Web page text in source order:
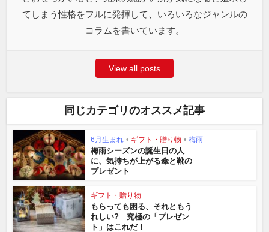
てしまう性格をフルに発揮して、いろいろなジャンルの
コラムを書いています。
View all posts
同じカテゴリのオススメ記事
6月生まれ • ギフト・贈り物 • 梅雨
梅雨シーズンの誕生日の人
に、気持ちが上がる傘と靴の
プレゼント
ギフト・贈り物
もらっても困る、それともう
れしい? 究極の「プレゼン
ト」はこれだ！